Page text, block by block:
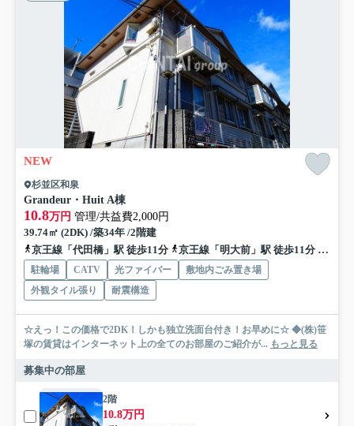
NEW
杉並区和泉
Grandeur・Huit A棟
10.8万円 管理/共益費2,000円
39.74㎡ (2DK) /築34年 /2階建
京王線「代田橋」駅 徒歩11分
京王線「明大前」駅 徒歩11分 京王
駐輪場 CATV 光ファイバー
敷地内ごみ置き場
外観タイル張り
耐震構造
☆えっ！この価格で2DK！しかも独立洗面台付き！お早めに☆ ◆(株)笹
塚の賃貸はインターネット上の全てのお部屋のご紹介が... もっと見る
募集中の部屋
2階
10.8万円